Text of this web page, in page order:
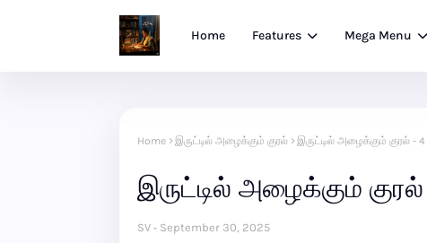
Home Features Mega Menu
Home இருட்டில் அழைக்கும் குரல் இருட்டில் அழைக்கும் குரல் - 4
இருட்டில் அழைக்கும்
SV September 30, 2025